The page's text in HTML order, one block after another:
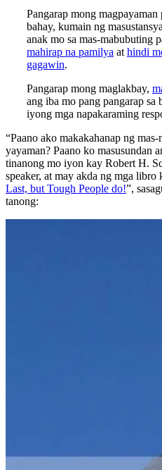
Pangarap mong
bahay, kumain ng
anak mo sa mas-mabubuting
mahirap na pamilya at hindi
gagawin.
Pangarap mong maglakbay,
ang iba mo pang pangarap
iyong mga napakaraming
“Paano ako makakahanap ng
yayaman? Paano ko masusundan
tinanong mo iyon kay Robert H.
speaker, at may akda ng mga libro
Last, but Tough People do!”,
tanong: